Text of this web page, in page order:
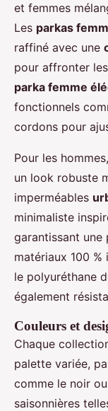
et femmes
Les parkas
raffiné avec une
pour affronter
parka femme
fonctionnels
cordons pour
Pour les
un look robuste
imperméables
minimaliste
garantissant
matériaux 100
le polyuréthane
également
Couleurs et
Chaque
palette variée,
comme le noir
saisonnières